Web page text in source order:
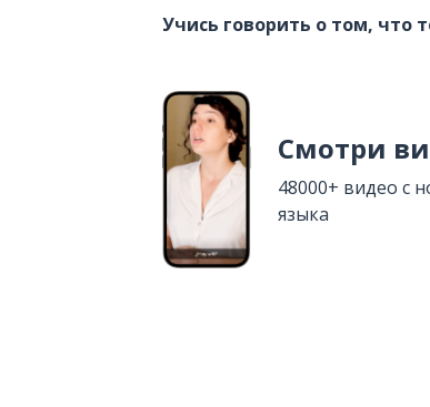
Учись говорить о том, что
Смотри
48000+ видео с
языка